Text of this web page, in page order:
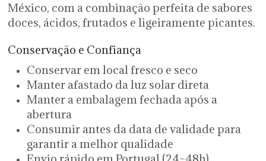
México, com a combinação perfeita de sabores
doces, ácidos, frutados e ligeiramente picantes.
Conservação e Confiança
Conservar em local fresco e seco
Manter afastado da luz solar direta
Manter a embalagem fechada após a
abertura
Consumir antes da data de validade para
garantir a melhor qualidade